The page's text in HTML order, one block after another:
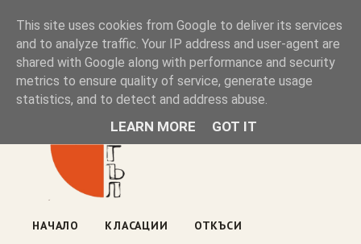
Книжен ъгъл
Блог на книжарницата — класации, откъси, нови книги
ул. „Оборище" 117, София· пон–пет 10:00–19:00 ·
НАЧАЛО КЛАСАЦИИ ОТКЪСИ
This site uses cookies from Google to deliver its services
and to analyze traffic. Your IP address and user-agent are
shared with Google along with performance and security
metrics to ensure quality of service, generate usage
statistics, and to detect and address abuse.
LEARN MORE GOT IT